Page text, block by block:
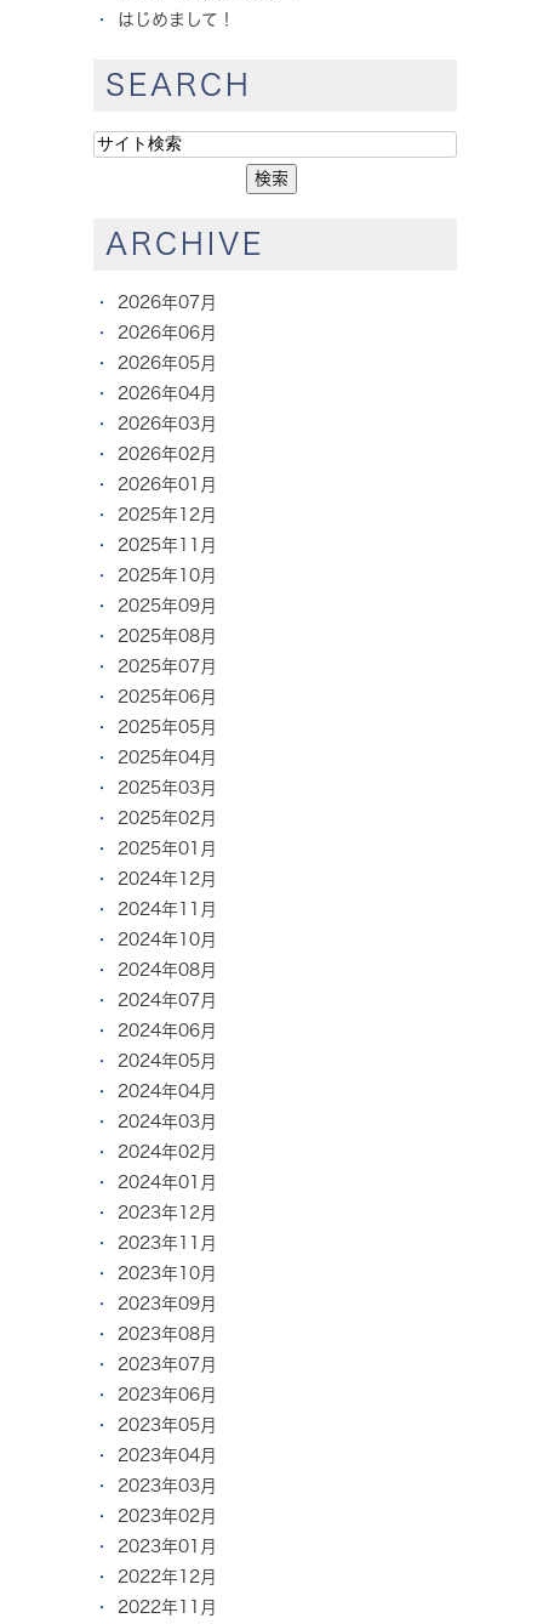
はじめまして！
SEARCH
ARCHIVE
2026年07月
2026年06月
2026年05月
2026年04月
2026年03月
2026年02月
2026年01月
2025年12月
2025年11月
2025年10月
2025年09月
2025年08月
2025年07月
2025年06月
2025年05月
2025年04月
2025年03月
2025年02月
2025年01月
2024年12月
2024年11月
2024年10月
2024年08月
2024年07月
2024年06月
2024年05月
2024年04月
2024年03月
2024年02月
2024年01月
2023年12月
2023年11月
2023年10月
2023年09月
2023年08月
2023年07月
2023年06月
2023年05月
2023年04月
2023年03月
2023年02月
2023年01月
2022年12月
2022年11月